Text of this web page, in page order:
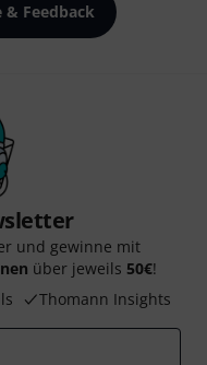
& Feedback
und gewinne mit
über jeweils 50€!
Thomann Insights